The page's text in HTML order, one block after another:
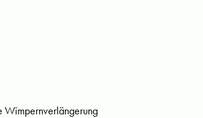
Wimpernverlängerung